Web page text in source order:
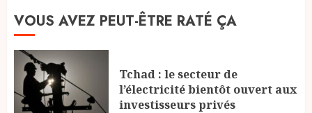
VOUS AVEZ PEUT-ÊTRE RATÉ ÇA
Tchad : le secteur de
l’électricité bientôt ouvert aux
investisseurs privés